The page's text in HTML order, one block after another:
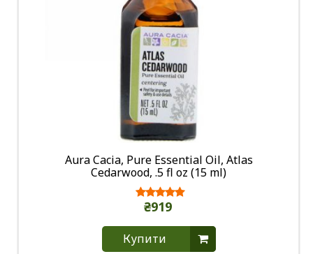
Aura Cacia, Pure Essential Oil, Atlas
Cedarwood, .5 fl oz (15 ml)
₴919
Купити